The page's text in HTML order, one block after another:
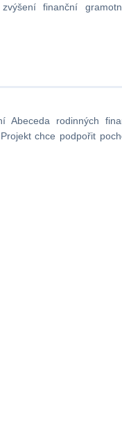
finanční
Abeceda rodinných
chce podpořit